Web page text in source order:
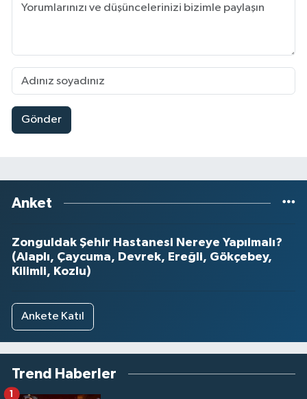
Gönder
Anket
Zonguldak Şehir Hastanesi Nereye Yapılmalı?
(Alaplı, Çaycuma, Devrek, Ereğli, Gökçebey,
Kilimli, Kozlu)
Ankete Katıl
Trend Haberler
1